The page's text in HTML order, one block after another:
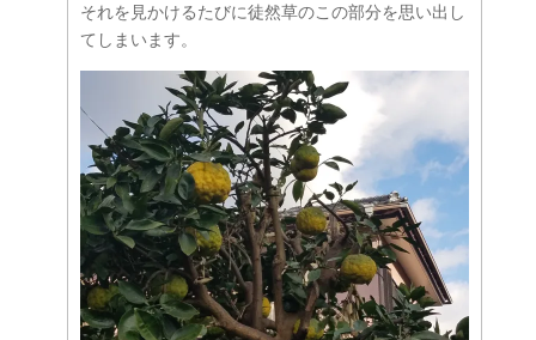
それを見かけるたびに徒然草のこの部分を思い出し
てしまいます。